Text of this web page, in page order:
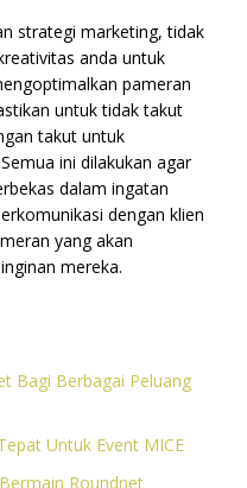
strategi marketing, tidak
anda untuk
pameran
untuk tidak takut
takut untuk
ini dilakukan agar
dalam ingatan
dengan klien
yang akan
mereka.
Bagi Berbagai Peluang
Untuk Event MICE
Roundnet